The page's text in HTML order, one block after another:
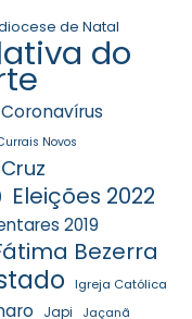
de Natal
do
Coronavírus
Novos
Eleições 2022
2019
Bezerra
Igreja Católica
Japi Jaçanã